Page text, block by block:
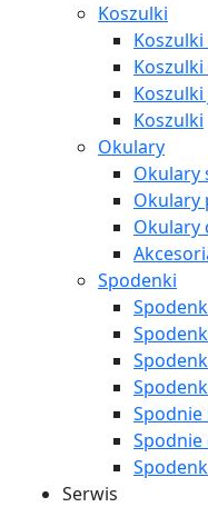
Koszulki
Koszulki
Okulary
Okulary
Okulary
Okulary
Spodenki
Spodnie
Serwis